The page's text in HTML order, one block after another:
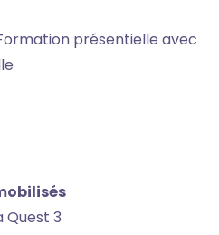
présentielle avec
Quest 3